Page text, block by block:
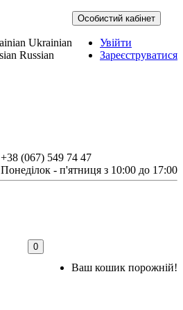
Особистий кабінет
Увійти
Зареєструватися
Ukrainian
Russian
+38 (067) 549 74 47
Понеділок - п'ятниця з 10:00 до 17:00
0
Ваш кошик порожній!